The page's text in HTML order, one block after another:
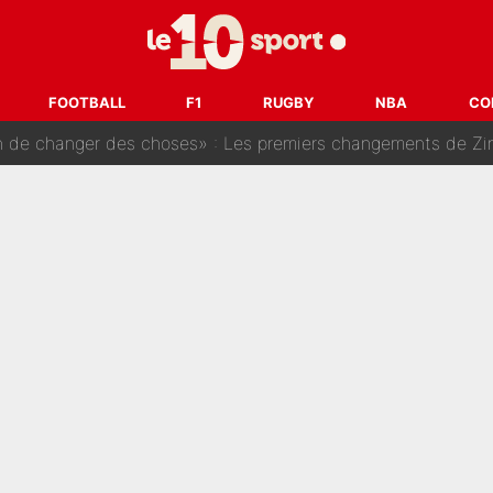
FOOTBALL F1 RUGBY NBA
à l'OM, un ancien international français va
prépare chez Decathlon-CMA CGM pour aider Paul
des choses» : Les premiers changements de Zinedine